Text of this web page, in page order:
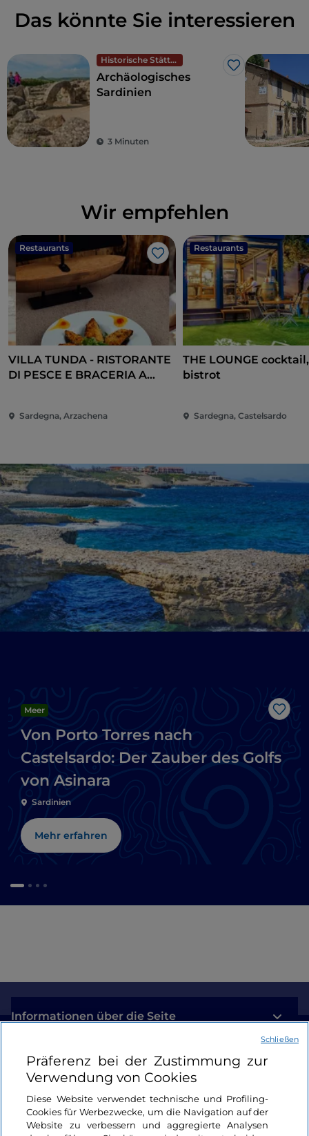
Das könnte Sie interessieren
Historische Stätten
Like
Archäologisches
Sardinien
3 Minuten
Wir empfehlen
Restaurants
Like
VILLA TUNDA - RISTORANTE
DI PESCE E BRACERIA A
Sardegna, Arzachena
Restaurants
THE LOUNGE
bistrot
Sardegna, Castelsardo
Like
Meer
Von Porto Torres nach
Castelsardo: Der Zauber des Golfs
von Asinara
Sardinien
Mehr erfahren
Informationen über die Seite
Nützliche Links
Login
Bleiben wir in Kontakt
Präferenz bei der Zustimmung zur
Verwendung von Cookies
Diese Website verwendet technische und Profiling-
Cookies für Werbezwecke, um die Navigation auf der
Website zu verbessern und aggregierte Analysen
Schließen